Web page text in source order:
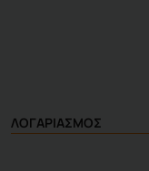
ΛΟΓΑΡΙΑΣΜΟΣ